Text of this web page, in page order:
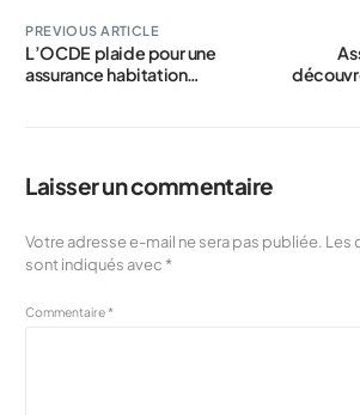
PREVIOUS ARTICLE
L’OCDE plaide pour une
assurance habitation
Laisser un commentaire
Votre adresse e-mail ne sera pas publiée. Les
sont indiqués avec *
Commentaire*